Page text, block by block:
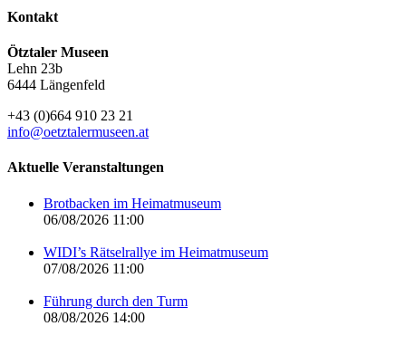
Kontakt
Ötztaler Museen
Lehn 23b
6444 Längenfeld
+43 (0)664 910 23 21
info@oetztalermuseen.at
Aktuelle Veranstaltungen
Brotbacken im Heimatmuseum
06/08/2026 11:00
WIDI’s Rätselrallye im Heimatmuseum
07/08/2026 11:00
Führung durch den Turm
08/08/2026 14:00